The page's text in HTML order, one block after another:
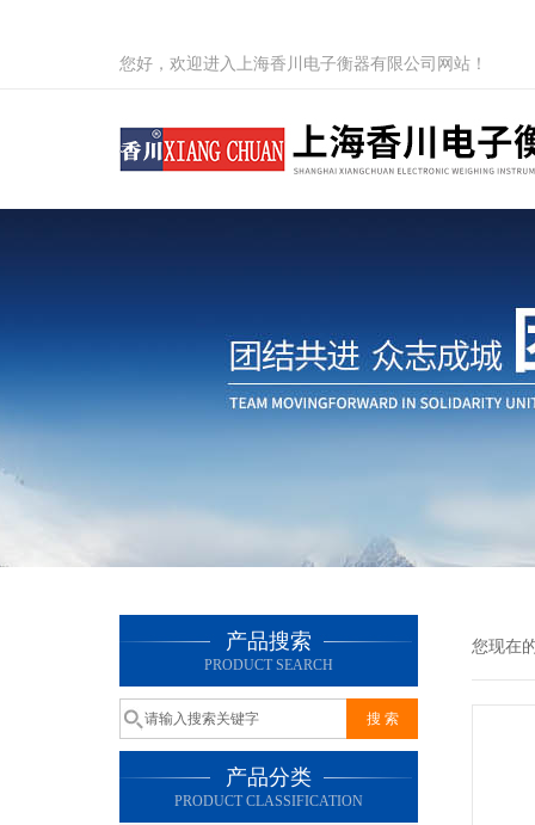
您好，欢迎进入上海香川电子衡器有限公司网站！
产品搜索
PRODUCT SEARCH
产品分类
PRODUCT CLASSIFICATION
您现在